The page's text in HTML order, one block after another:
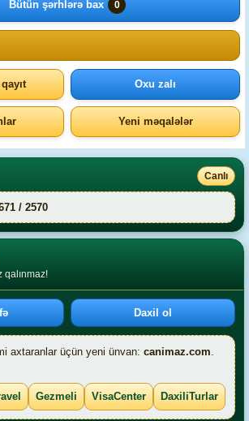
Bütün şərhlərə bax 0
Oxu zalı
Yeni məqalələr
Canlı
/ 2570
qalınmaz!
Daxil ol
axtaranlar üçün yeni ünvan: canimaz.com.
Gezmeli VisaCenter DaxiliTurlar